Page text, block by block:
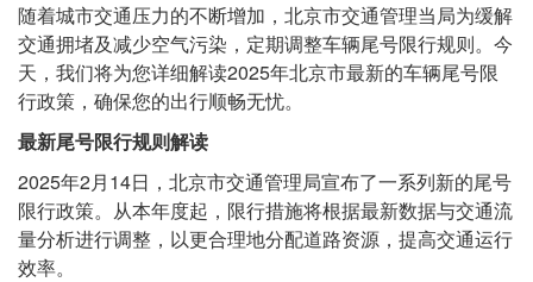
随着城市交通压力的不断增加，北京市交通管理当局为缓解
交通拥堵及减少空气污染，定期调整车辆尾号限行规则。今
天，我们将为您详细解读2025年北京市最新的车辆尾号限
行政策，确保您的出行顺畅无忧。
最新尾号限行规则解读
2025年2月14日，北京市交通管理局宣布了一系列新的尾号
限行政策。从本年度起，限行措施将根据最新数据与交通流
量分析进行调整，以更合理地分配道路资源，提高交通运行
效率。